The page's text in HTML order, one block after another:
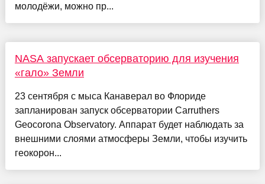
молодёжи, можно пр...
NASA запускает обсерваторию для изучения
«гало» Земли
23 сентября с мыса Канаверал во Флориде
запланирован запуск обсерватории Carruthers
Geocorona Observatory. Аппарат будет наблюдать за
внешними слоями атмосферы Земли, чтобы изучить
геокорон...